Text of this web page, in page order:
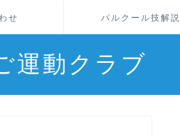
せ パルクール技解説
運動クラブ